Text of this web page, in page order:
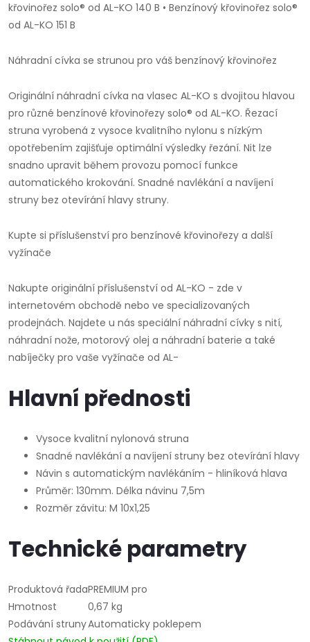
křovinořez solo® od AL-KO 140 B • Benzínový křovinořez solo®
od AL-KO 151 B
Náhradní cívka se strunou pro váš benzínový křovinořez
Originální náhradní cívka na vlasec AL-KO s dvojitou hlavou
pro různé benzínové křovinořezy solo® od AL-KO. Řezací
struna vyrobená z vysoce kvalitního nylonu s nízkým
opotřebením zajišťuje optimální výsledky řezání. Nit lze
snadno upravit během provozu pomocí funkce
automatického krokování. Snadné navlékání a navíjení
struny bez otevírání hlavy struny.
Kupte si příslušenství pro benzínové křovinořezy a další
vyžínače
Nakupte originální příslušenství od AL-KO - zde v
internetovém obchodě nebo ve specializovaných
prodejnách. Najdete u nás speciální náhradní cívky s nití,
náhradní nože, motorový olej a náhradní baterie a také
nabíječky pro vaše vyžínače od AL-
Hlavní přednosti
Vysoce kvalitní nylonová struna
Snadné navlékání a navíjení struny bez otevírání hlavy
Návin s automatickým navlékáním - hliníková hlava
Průměr: 130mm. Délka návinu 7,5m
Rozměr závitu: M 10x1,25
Technické parametry
Produktová řadaPREMIUM pro
Hmotnost
0,67 kg
Podávání strunyAutomaticky poklepem